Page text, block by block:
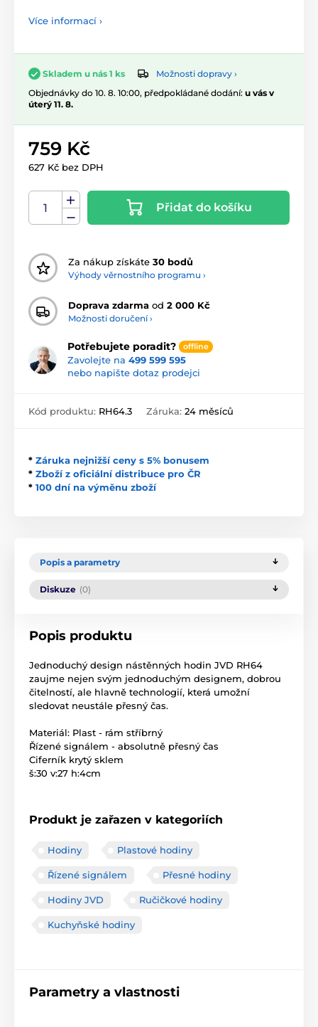
Více informací ›
Skladem u nás 1 ks
Možnosti dopravy ›
Objednávky do 10. 8. 10:00, předpokládané dodání: u vás v
úterý 11. 8.
759 Kč
627 Kč bez DPH
Přidat do košíku
Za nákup získáte 30 bodů
Výhody věrnostního programu ›
Doprava zdarma od 2 000 Kč
Možnosti doručení ›
Potřebujete poradit? offline
Zavolejte na 499 599 595
nebo napište dotaz prodejci
Kód produktu: RH64.3 Záruka: 24 měsíců
* Záruka nejnižší ceny s 5% bonusem
* Zboží z oficiální distribuce pro ČR
* 100 dní na výměnu zboží
Popis a parametry
Diskuze (0)
Popis produktu
Jednoduchý design nástěnných hodin JVD RH64
zaujme nejen svým jednoduchým designem, dobrou
čitelností, ale hlavně technologií, která umožní
sledovat neustále přesný čas.
Materiál: Plast - rám stříbrný
Řízené signálem - absolutně přesný čas
Ciferník krytý sklem
š:30 v:27 h:4cm
Produkt je zařazen v kategoriích
Hodiny Plastové hodiny
Řízené signálem Přesné hodiny
Hodiny JVD Ručičkové hodiny
Kuchyňské hodiny
Parametry a vlastnosti